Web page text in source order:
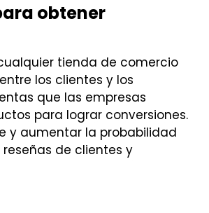
obtener
tienda de comercio
los clientes y los
que las empresas
para lograr conversiones.
y aumentar la probabilidad
de clientes y